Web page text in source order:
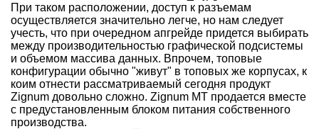
При таком расположении, доступ к разъемам
осуществляется значительно легче, но нам следует
учесть, что при очередном апгрейде придется выбирать
между производительностью графической подсистемы
и объемом массива данных. Впрочем, топовые
конфигурации обычно "живут" в топовых же корпусах, к
коим отнести рассматриваемый сегодня продукт
Zignum довольно сложно. Zignum MT продается вместе
с предустановленным блоком питания собственного
производства.